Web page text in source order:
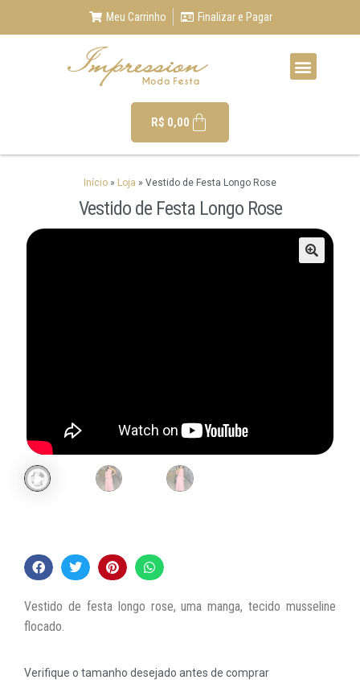
Meu Carrinho Finalizar e Pagar
R$ 0,00
Início » Loja » Vestido de Festa Longo Rose
Vestido de Festa Longo Rose
Vestido de festa longo rose, uma manga, tecido musseline
flocado.
Verifique o tamanho desejado antes de comprar